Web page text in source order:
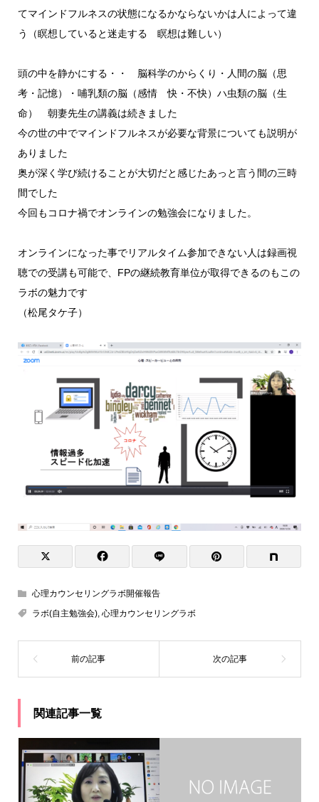
てマインドフルネスの状態になるかならないかは人によって違
う（瞑想していると迷走する 瞑想は難しい）
頭の中を静かにする・・ 脳科学のからくり・人間の脳（思
考・記憶）・哺乳類の脳（感情 快・不快）ハ虫類の脳（生
命） 朝妻先生の講義は続きました
今の世の中でマインドフルネスが必要な背景についても説明が
ありました
奥が深く学び続けることが大切だと感じたあっと言う間の三時
間でした
今回もコロナ禍でオンラインの勉強会になりました。
オンラインになった事でリアルタイム参加できない人は録画視
聴での受講も可能で、FPの継続教育単位が取得できるのもこの
ラボの魅力です
（松尾タケ子）
心理カウンセリングラボ開催報告
ラボ(自主勉強会), 心理カウンセリングラボ
関連記事一覧